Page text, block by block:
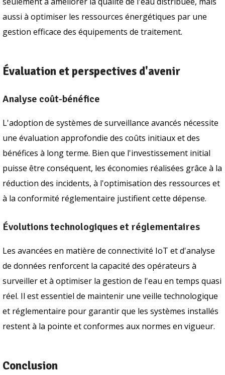
aussi à optimiser les ressources énergétiques par une
gestion efficace des équipements de traitement.
Évaluation et perspectives d'avenir
Analyse coût-bénéfice
L'adoption de systèmes de surveillance avancés nécessite
une évaluation approfondie des coûts initiaux et des
bénéfices à long terme. Bien que l'investissement initial
puisse être conséquent, les économies réalisées grâce à la
réduction des incidents, à l'optimisation des ressources et
à la conformité réglementaire justifient cette dépense.
Évolutions technologiques et réglementaires
Les avancées en matière de connectivité IoT et d'analyse
de données renforcent la capacité des opérateurs à
surveiller et à optimiser la gestion de l'eau en temps quasi
réel. Il est essentiel de maintenir une veille technologique
et réglementaire pour garantir que les systèmes installés
restent à la pointe et conformes aux normes en vigueur.
Conclusion